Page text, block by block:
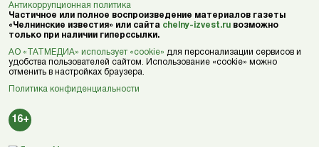
Антикоррупционная политика
Частичное или полное воспроизведение материалов газеты
«Челнинские известия» или сайта chelny-izvest.ru возможно
только при наличии гиперссылки.
АО «ТАТМЕДИА» использует «cookie» для персонализации сервисов и
удобства пользователей сайтом. Использование «cookie» можно
отменить в настройках браузера.
Политика конфиденциальности
16+